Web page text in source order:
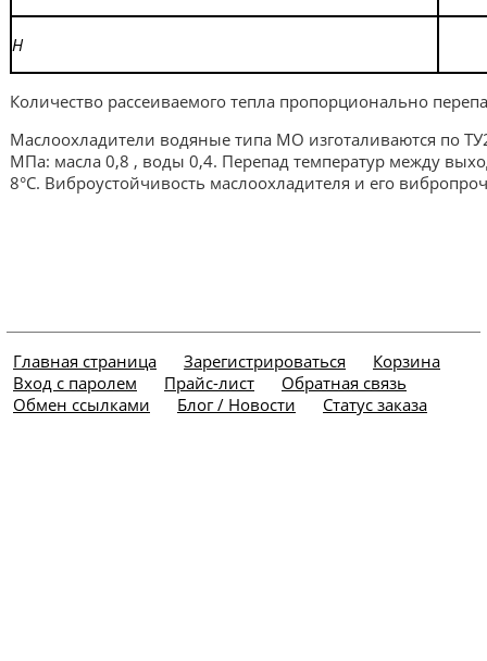
H
Количество рассеиваемого тепла пропорционально
Маслоохладители водяные типа МО изготаливаются по
МПа: масла 0,8 , воды 0,4. Перепад температур между
8°С. Виброустойчивость маслоохладителя и его
Главная страница Зарегистрироваться
Корзина
Вход с паролем
Прайс-лист
Обратная связь
Обмен ссылками
Блог / Новости Статус заказа